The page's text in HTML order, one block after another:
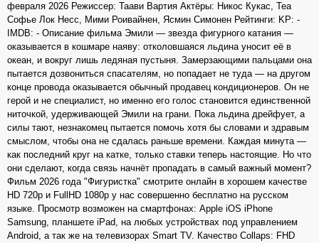
февраля 2026 Режиссер: Таави Вартия Актёры: Никос Кукас, Теа
Софье Лок Несс, Мими Роивайнен, Ясмин Симонен Рейтинги: KP: -
IMDB: - Описание фильма Эмили — звезда фигурного катания —
оказывается в кошмаре наяву: отколовшаяся льдина уносит её в
океан, и вокруг лишь ледяная пустыня. Замерзающими пальцами она
пытается дозвониться спасателям, но попадает не туда — на другом
конце провода оказывается обычный продавец кондиционеров. Он не
герой и не специалист, но именно его голос становится единственной
ниточкой, удерживающей Эмили на грани. Пока льдина дрейфует, а
силы тают, незнакомец пытается помочь хотя бы словами и здравым
смыслом, чтобы она не сдалась раньше времени. Каждая минута —
как последний круг на катке, только ставки теперь настоящие. Но что
они сделают, когда связь начнёт пропадать в самый важный момент?
Фильм 2026 года "Фигуристка" смотрите онлайн в хорошем качестве
HD 720p и FullHD 1080p у нас совершенно бесплатно на русском
языке. Просмотр возможен на смартфонах: Apple iOS iPhone
Samsung, планшете iPad, на любых устройствах под управлением
Android, а так же на телевизорах Smart TV. Качество Collaps: FHD